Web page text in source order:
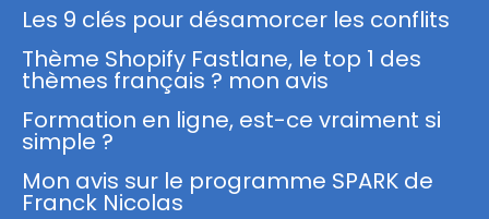
Les 9 clés pour désamorcer les conflits
Thème Shopify Fastlane, le top 1 des
thèmes français ? mon avis
Formation en ligne, est-ce vraiment si
simple ?
Mon avis sur le programme SPARK de
Franck Nicolas